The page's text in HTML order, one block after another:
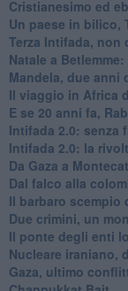
Cristianesimo ed
Un paese in bilico,
Terza Intifada, non
Natale a
Mandela, due anni
Il viaggio in Africa
E se 20 anni fa,
Intifada 2.0: senza
Intifada 2.0: la
Da Gaza a
Dal falco alla
Il barbaro scempio
Due crimini, un
Il ponte degli enti
Nucleare iraniano,
Gaza, ultimo